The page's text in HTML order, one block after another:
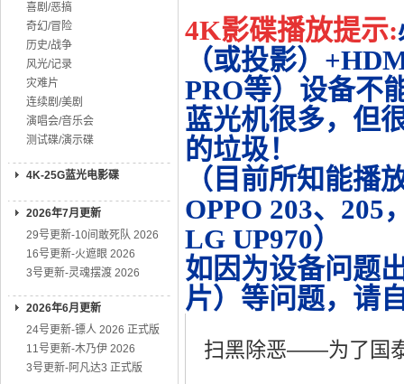
喜剧/恶搞
奇幻/冒险
历史/战争
风光/记录
灾难片
连续剧/美剧
演唱会/音乐会
测试碟/演示碟
4K-25G蓝光电影碟
2026年7月更新
29号更新-10间敢死队 2026
16号更新-火遮眼 2026
3号更新-灵魂摆渡 2026
2026年6月更新
24号更新-镖人 2026 正式版
11号更新-木乃伊 2026
3号更新-阿凡达3 正式版
4K影碟播放提示:
（或投影）
PRO等）设备不
蓝光机很多，但
的垃圾！
（目前所知能播
OPPO 203、205
LG UP970）
如因为设备问题
片）等问题，请
扫黑除恶——为了国